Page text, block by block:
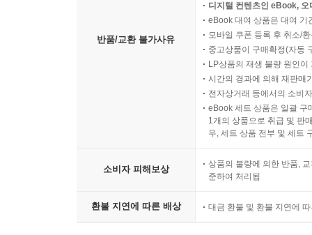
반품/교환 불가사유
디지털 컨텐츠인 eBook,
eBook 대여 상품은 대여 기
모바일 쿠폰 등록 후 취소/
중고상품이 구매확정(자동
LP상품의 재생 불량 원인
시간의 경과에 의해 재판매
전자상거래 등에서의 소비
eBook 세트 상품은 일괄 구
1개의 상품으로 취급 및 판
우, 세트 상품 전부 및 세트
소비자 피해보상
상품의 불량에 의한 반품,
준하여 처리됨
환불 지연에 따른 배상 대금 환불 및 환불 지연에